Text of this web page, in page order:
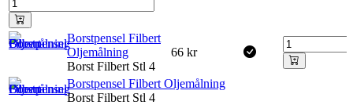
Borstpensel Filbert
Oljemålning
Borst Filbert Stl 4
66 kr
Borstpensel Filbert Oljemålning
Borst Filbert Stl 4